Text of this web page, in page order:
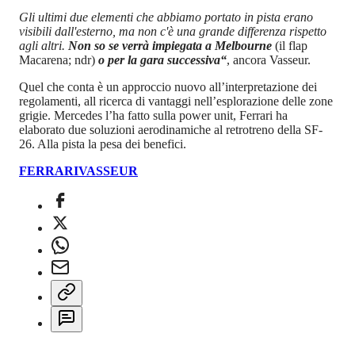
Gli ultimi due elementi che abbiamo portato in pista erano
visibili dall'esterno, ma non c'è una grande differenza rispetto
agli altri. Non so se verrà impiegata a Melbourne (il flap
Macarena; ndr) o per la gara successiva“, ancora Vasseur.
Quel che conta è un approccio nuovo all’interpretazione dei
regolamenti, all ricerca di vantaggi nell’esplorazione delle zone
grigie. Mercedes l’ha fatto sulla power unit, Ferrari ha
elaborato due soluzioni aerodinamiche al retrotreno della SF-
26. Alla pista la pesa dei benefici.
FERRARIVASSEUR